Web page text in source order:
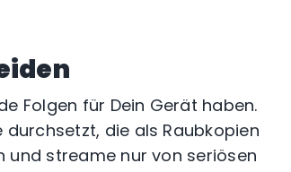
Folgen für Dein Gerät haben.
die als Raubkopien
und streame nur von seriösen